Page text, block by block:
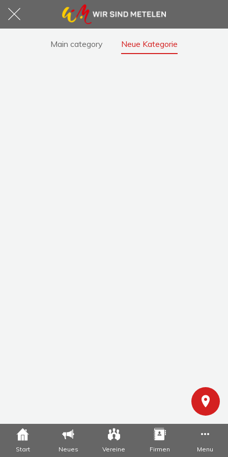
Main category Neue Kategorie
Start Neues Vereine Firmen Menu